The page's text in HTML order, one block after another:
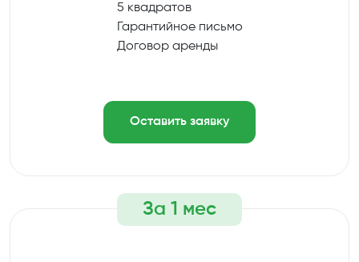
5 квадратов
Гарантийное письмо
Договор аренды
Оставить заявку
За 1 мес